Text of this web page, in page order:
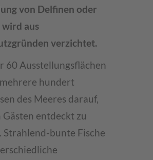
von Delfinen oder
wird aus
verzichtet.
60 Ausstellungsflächen
hundert
des Meeres darauf,
Gästen entdeckt zu
Strahlend-bunte Fische